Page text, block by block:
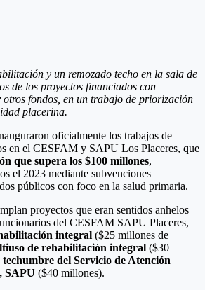
y un remozado techo en la sala de
de los proyectos financiados con
fondos, en un trabajo de priorización
placerina.
oficialmente los trabajos de
en el CESFAM y SAPU Los Placeres, que
que supera los $100 millones,
el 2023 mediante subvenciones
públicos con foco en la salud primaria.
proyectos que eran sentidos anhelos
del CESFAM SAPU Placeres,
integral ($25 millones de
de rehabilitación integral ($30
techumbre del Servicio de Atención
SAPU ($40 millones).